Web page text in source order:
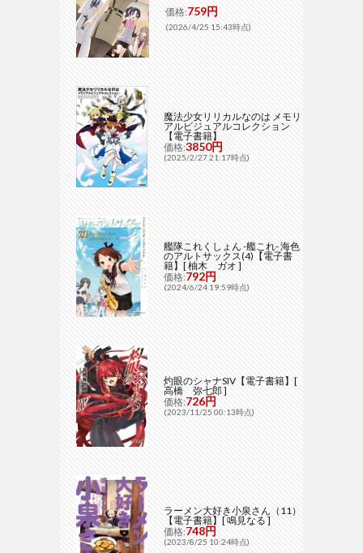
価格:759円
(2026/4/25 15:43時点)
魔法少女リリカルなのは メモリ
アルビジュアルコレクション
【電子書籍】
価格:3850円
(2025/2/27 21:17時点)
艦隊これくしょん -艦これ- 海色
のアルトサックス(4)【電子書
籍】[ 柚木 ガオ ]
価格:792円
(2024/6/24 19:59時点)
灼眼のシャナSIV【電子書籍】[
高橋 弥七郎 ]
価格:726円
(2023/11/25 00:13時点)
ラーメン大好き小泉さん（11）
【電子書籍】[ 鳴見なる ]
価格:748円
(2023/8/25 10:24時点)